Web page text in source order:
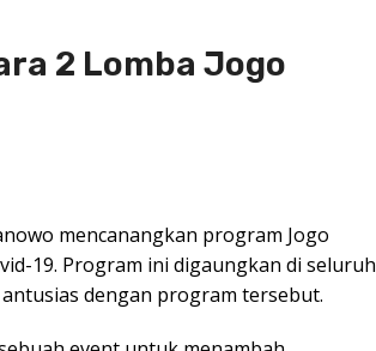
2 Lomba Jogo
mencanangkan program Jogo
19. Program ini digaungkan di seluruh
antusias dengan program tersebut.